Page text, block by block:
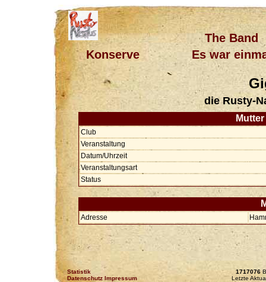
The Band
Konserve
Es war
die Rusty-
Club
Veranstaltung
Datum/Uhrzeit
Veranstaltungsart
Status
Adresse
Statistik
Datenschutz Impressum
1717076
Letzte